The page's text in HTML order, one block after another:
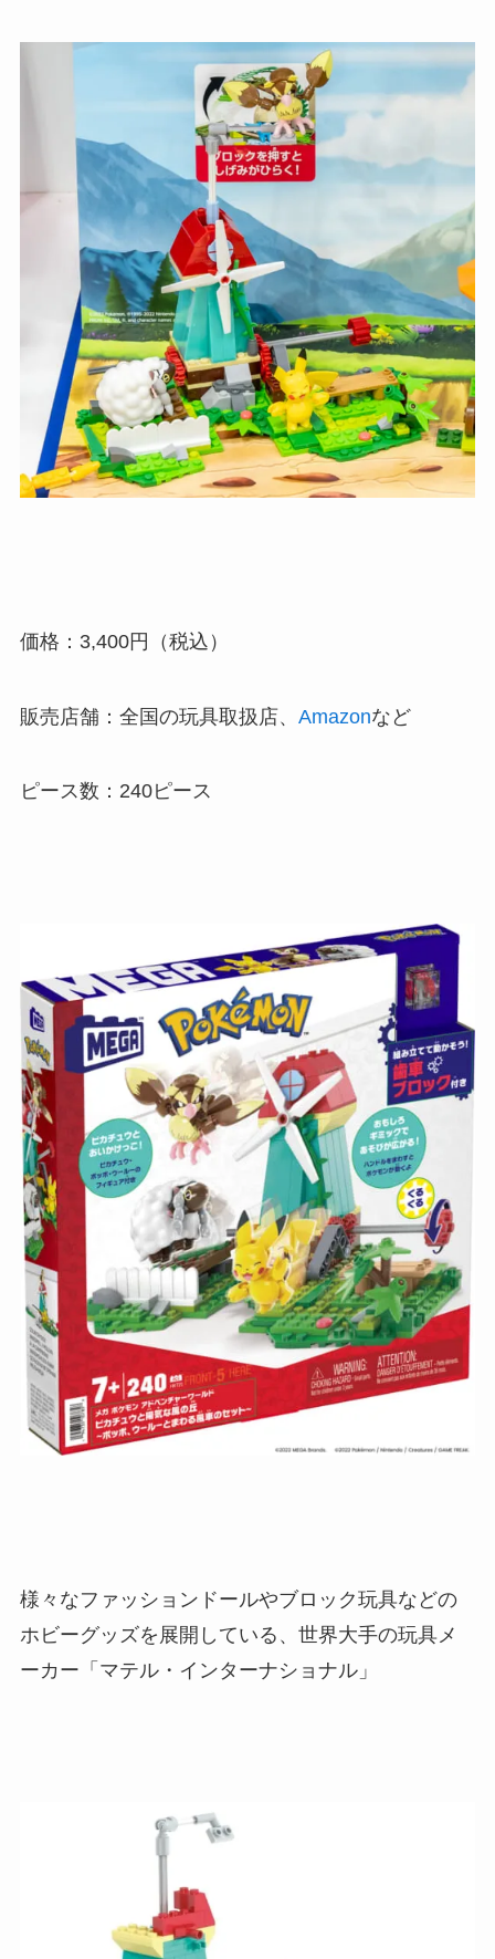
価格：3,400円（税込）
販売店舗：全国の玩具取扱店、 Amazonなど
ピース数：240ピース
様々なファッションドールやブロック玩具などの
ホビーグッズを展開している、世界大手の玩具メ
ーカー「マテル・インターナショナル」